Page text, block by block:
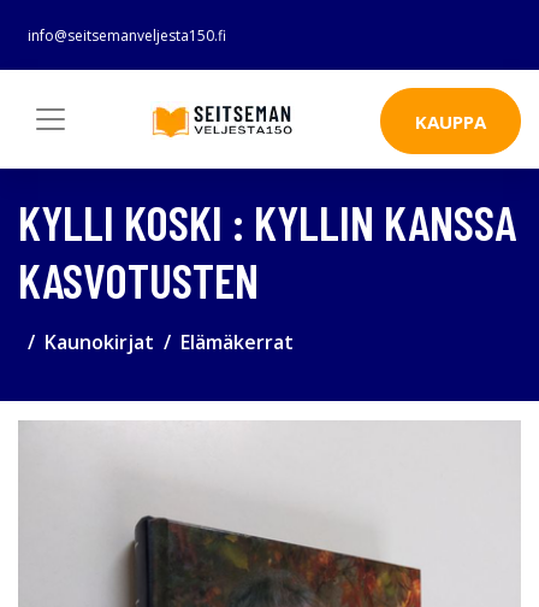
info@seitsemanveljesta150.fi
KAUPPA
KYLLI KOSKI : KYLLIN KANSSA
KASVOTUSTEN
Kaunokirjat Elämäkerrat